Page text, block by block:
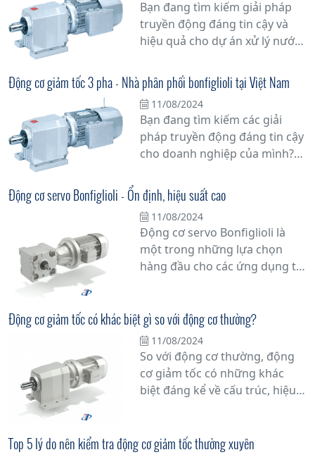
doanh nghiệp trong việc nâng
cao hiệu suất sản xuất và giảm
thiểu thời gian dừng máy.
Bạn đang tìm kiếm giải pháp
truyền động đáng tin cậy và
hiệu quả cho dự án xử lý nước
tốc xử lý nước thải Bonfiglioli là
lựa chọn hàng đầu mà bạn
không thể bỏ qua.
Động cơ giảm tốc 3 pha - Nhà phân phối bonfiglioli tại Việt Nam
11/08/2024
Bạn đang tìm kiếm các giải
pháp truyền động đáng tin cậy
cho doanh nghiệp của mình?
động cơ giảm tốc 3 pha từ nhà
phân phối Bonfiglioli tại Việt
Nam. Với hơn 60 năm kinh
nghiệm trong ngành công
nghiệp, Bonfiglioli đã khẳng
định vị thế của mình như một
phẩm truyền động.
Động cơ servo Bonfiglioli - Ổn định, hiệu suất cao
11/08/2024
Động cơ servo Bonfiglioli là
một trong những lựa chọn
hàng đầu cho các ứng dụng tự
của nó. Với thiết kế không chổi
than tiên tiến, động cơ này
mang lại độ chính xác và đáng
tin cậy trong môi trường làm
việc khắc nghiệt.
Động cơ giảm tốc có khác biệt gì so với động cơ thường?
11/08/2024
So với động cơ thường, động
cơ giảm tốc có những khác
biệt đáng kể về cấu trúc, hiệu
Top 5 lý do nên kiểm tra động cơ giảm tốc thường xuyên